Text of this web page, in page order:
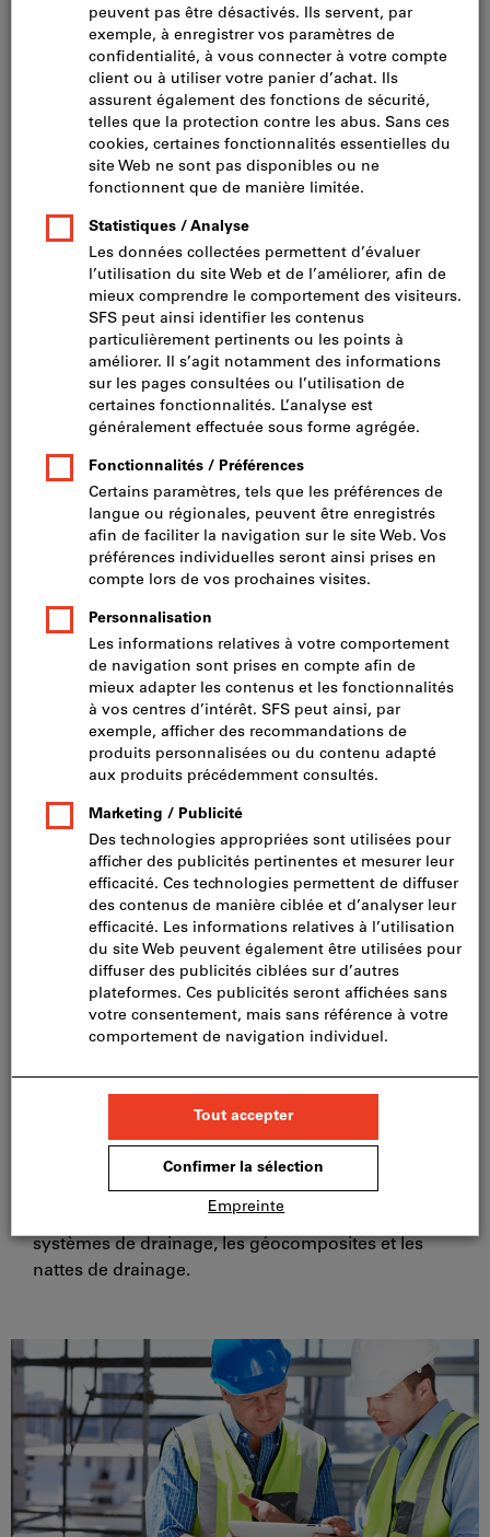
aussi bien des marques qui nous sont propres que des
produits de marques reconnues dans notre vaste
assortiment d'équipement et de matériel de chantier.
Une confection personnalisée est possible sur demande
livrons dans les 24 heures sur le chantier du clientou
à son dépôt. Vous pouvez naturellement aussi vous
approvisionner en équipement et matériel de chantier
minimum dans nos Shop construction. Vous obtiendrez
un assortiment sélectionné d'outils de chantier dans nos
Cités de l'Artisan en Suisse. Les produits, quelle que soit
la manière dont vous vous les êtes procurés, sont de
grande qualité et résistent aux conditions les plus dures
sur un chantier.
Assortiment principal d’outils de
construction
Nous vous convaincrons volontiers en matière de
qualité et de prestations avec une gamme complète
d’outils et de matériel de construction.
Assortiment principal de produits
de génie civil
Dans le secteur du génie civil, nos points forts sont
tubes de protection de câbles, la fonte de voirie, les
systèmes de drainage, les géocomposites et les
nattes de drainage.